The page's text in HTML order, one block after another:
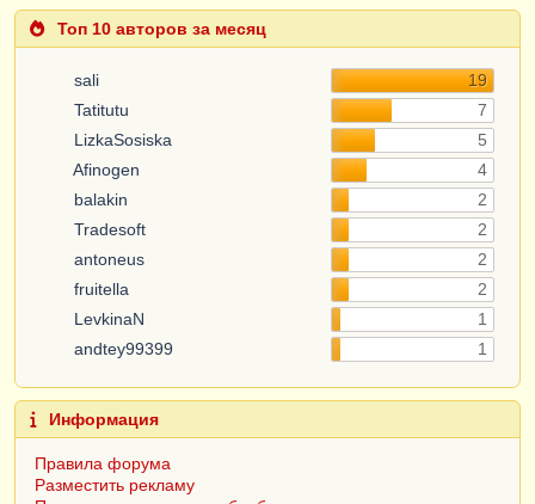
Топ 10 авторов за месяц
sali
19
Tatitutu
7
LizkaSosiska
5
Afinogen
4
balakin
2
Tradesoft
2
antoneus
2
fruitella
2
LevkinaN
1
andtey99399
1
Информация
Правила форума
Разместить рекламу